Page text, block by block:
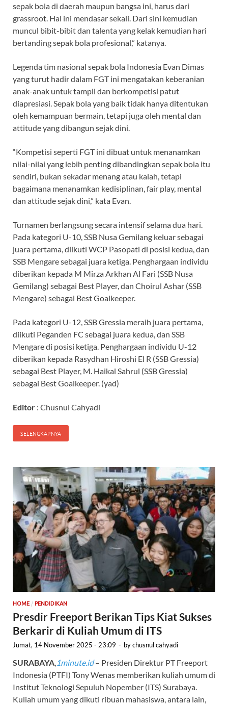
sepak bola di daerah maupun bangsa ini, harus dari
grassroot. Hal ini mendasar sekali. Dari sini kemudian
muncul bibit-bibit dan talenta yang kelak kemudian hari
bertanding sepak bola profesional,” katanya.
Legenda tim nasional sepak bola Indonesia Evan Dimas
yang turut hadir dalam FGT ini mengatakan keberanian
anak-anak untuk tampil dan berkompetisi patut
diapresiasi. Sepak bola yang baik tidak hanya ditentukan
oleh kemampuan bermain, tetapi juga oleh mental dan
attitude yang dibangun sejak dini.
“Kompetisi seperti FGT ini dibuat untuk menanamkan
nilai-nilai yang lebih penting dibandingkan sepak bola itu
sendiri, bukan sekadar menang atau kalah, tetapi
bagaimana menanamkan kedisiplinan, fair play, mental
dan attitude sejak dini,” kata Evan.
Turnamen berlangsung secara intensif selama dua hari.
Pada kategori U-10, SSB Nusa Gemilang keluar sebagai
juara pertama, diikuti WCP Pasopati di posisi kedua, dan
SSB Mengare sebagai juara ketiga. Penghargaan individu
diberikan kepada M Mirza Arkhan Al Fari (SSB Nusa
Gemilang) sebagai Best Player, dan Choirul Ashar (SSB
Mengare) sebagai Best Goalkeeper.
Pada kategori U-12, SSB Gressia meraih juara pertama,
diikuti Peganden FC sebagai juara kedua, dan SSB
Mengare di posisi ketiga. Penghargaan individu U-12
diberikan kepada Rasydhan Hiroshi El R (SSB Gressia)
sebagai Best Player, M. Haikal Sahrul (SSB Gressia)
sebagai Best Goalkeeper. (yad)
Editor : Chusnul Cahyadi
SELENGKAPNYA
HOME/ PENDIDIKAN
Presdir Freeport Berikan Tips Kiat Sukses
Berkarir di Kuliah Umum di ITS
Jumat, 14 November 2025 - 23:09 - bychusnul cahyadi
SURABAYA, 1minute.id– Presiden Direktur PT Freeport
Indonesia (PTFI) Tony Wenas memberikan kuliah umum di
Institut Teknologi Sepuluh Nopember (ITS) Surabaya.
Kuliah umum yang dikuti ribuan mahasiswa, antara lain,